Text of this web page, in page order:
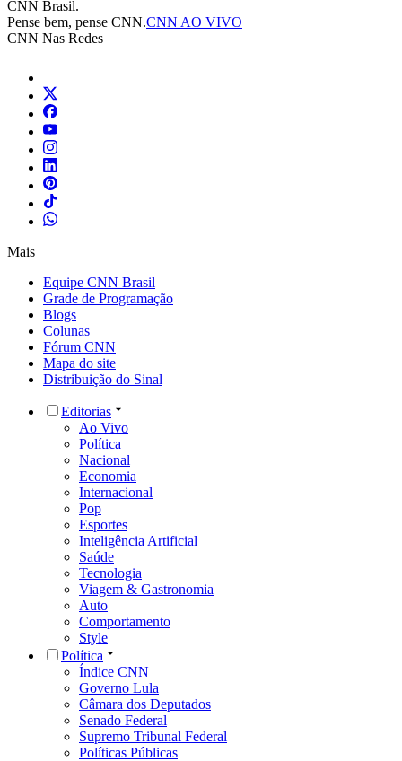
CNN Brasil.
Pense bem, pense CNN.CNN AO VIVO
CNN Nas Redes
Mais
Equipe CNN Brasil
Grade de Programação
Blogs
Colunas
Fórum CNN
Mapa do site
Distribuição do Sinal
Editorias
Ao Vivo
Política
Nacional
Economia
Internacional
Pop
Esportes
Inteligência Artificial
Saúde
Tecnologia
Viagem & Gastronomia
Auto
Comportamento
Style
Política
Índice CNN
Governo Lula
Câmara dos Deputados
Senado Federal
Supremo Tribunal Federal
Políticas Públicas